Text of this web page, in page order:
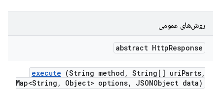
روش‌های عمومی
abstract HttpResponse
execute (String method , String[] uriParts,
Map<String , Object> options, JSONObject data)